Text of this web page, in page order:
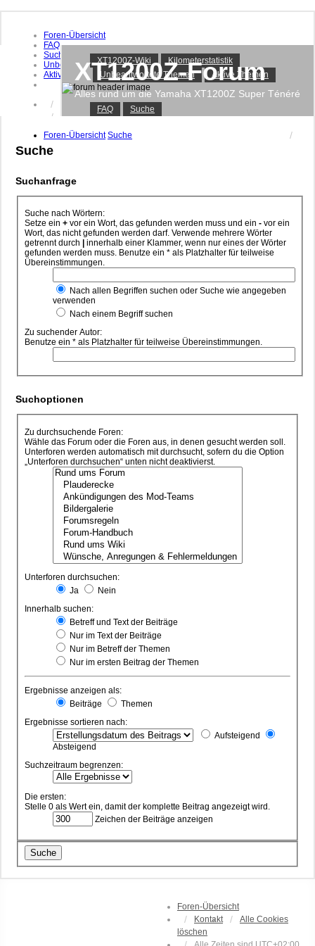
Foren-Übersicht
FAQ
Suche
Unbeantwortete Themen
Aktive Themen
Anmelden
Registrieren
XT1200Z-Wiki
Kilometerstatistik
Unbeantwortete Themen
Aktive Themen
XT1200Z-Forum
Alles rund um die Yamaha XT1200Z Super Ténéré
FAQ Suche
Foren-Übersicht Suche
Suche
Suchanfrage
Suche nach Wörtern:
Setze ein + vor ein Wort, das gefunden werden muss und ein - vor ein
Wort, das nicht gefunden werden darf. Verwende mehrere Wörter
getrennt durch
innerhalb einer Klammer, wenn nur eines der Wörter
gefunden werden muss. Benutze ein * als Platzhalter für teilweise
Übereinstimmungen.
Nach allen Begriffen suchen oder Suche wie angegeben
verwenden
Nach einem Begriff suchen
Zu suchender Autor:
Benutze ein * als Platzhalter für teilweise Übereinstimmungen.
Suchoptionen
Zu durchsuchende Foren:
Wähle das Forum oder die Foren aus, in denen gesucht werden soll.
Unterforen werden automatisch mit durchsucht, sofern du die Option
„Unterforen durchsuchen“ unten nicht deaktivierst.
Unterforen durchsuchen:
Ja
Nein
Innerhalb suchen:
Betreff und Text der Beiträge
Nur im Text der Beiträge
Nur im Betreff der Themen
Nur im ersten Beitrag der Themen
Ergebnisse anzeigen als:
Beiträge
Themen
Ergebnisse sortieren nach:
Aufsteigend
Absteigend
Suchzeitraum begrenzen:
Die ersten:
Stelle 0 als Wert ein, damit der komplette Beitrag angezeigt wird.
Zeichen der Beiträge anzeigen
Foren-Übersicht
Kontakt
Alle Cookies
löschen